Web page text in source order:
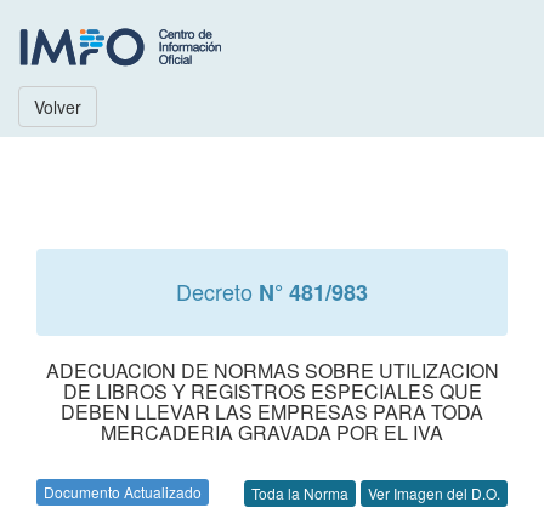
Volver
Decreto N° 481/983
ADECUACION DE NORMAS SOBRE UTILIZACION
DE LIBROS Y REGISTROS ESPECIALES QUE
DEBEN LLEVAR LAS EMPRESAS PARA TODA
MERCADERIA GRAVADA POR EL IVA
Documento Actualizado Toda la Norma Ver Imagen del D.O.